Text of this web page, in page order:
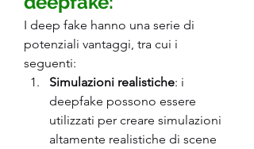
I deep fake hanno una serie di
potenziali vantaggi, tra cui i
seguenti:
Simulazioni realistiche: i
deepfake possono essere
utilizzati per creare simulazioni
altamente realistiche di scene